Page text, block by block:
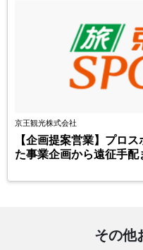
京王観光株式会社
【企画提案営業】プロ
た事業企画から遠征手配
その他